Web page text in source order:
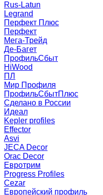
Rus-Latun
Legrand
Перфект Плюс
Перфект
Мега-Трейд
Де-Багет
ПрофильСбыт
HiWood
ПЛ
Мир Профиля
ПрофильСбытПлюс
Сделано в России
Идеал
Kepler profiles
Effector
Asvi
JECA Decor
Orac Decor
Евротрим
Progress Profiles
Cezar
Европейский профиль